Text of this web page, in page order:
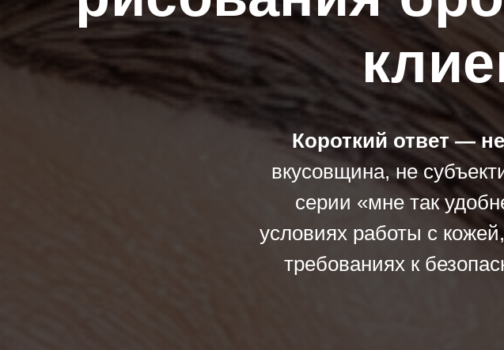
Короткий ответ —
вкусовщина, не
серии «мне так
условиях работы с
требованиях к